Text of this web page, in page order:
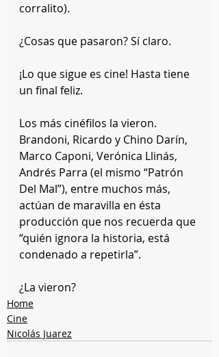
corralito).
¿Cosas que pasaron? Sí claro.
¡Lo que sigue es cine! Hasta tiene
un final feliz.
Los más cinéfilos la vieron.
Brandoni, Ricardo y Chino Darín,
Marco Caponi, Verónica Llinás,
Andrés Parra (el mismo “Patrón
Del Mal”), entre muchos más,
actúan de maravilla en ésta
producción que nos recuerda que
“quién ignora la historia, está
condenado a repetirla”.
¿La vieron?
Home
Cine
Nicolás Juarez